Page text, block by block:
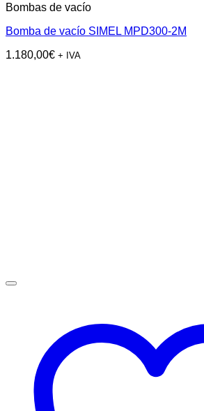
Bombas de vacío
Bomba de vacío SIMEL MPD300-2M
1.180,00€ + IVA